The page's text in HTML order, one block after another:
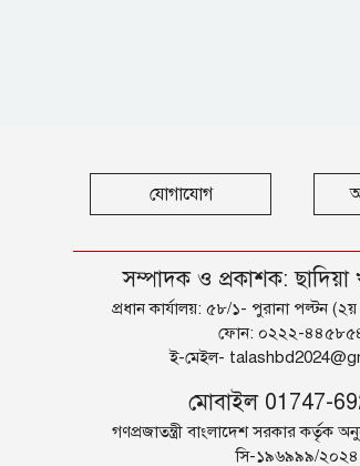
যোগাযোগ
সম্পাদক ও প্রকাশক: ছাদিয়া
প্রধান কার্যালয়: ৫৮/১- পুরানা পল্টন
ফোন: ০২২২-
ই-মেইল-
মোবাইল 01747-
গণপ্রজাতন্ত্রী বাংলাদেশ সরকার কর্তৃক
সি-১৯৬৯৯৯/২০২৪